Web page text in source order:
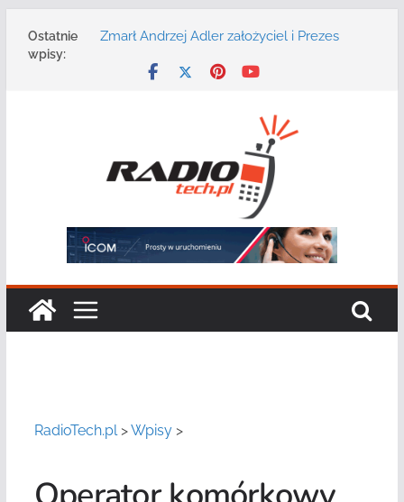
Ostatnie
wpisy:
Zmarł Andrzej Adler założyciel i Prezes
Radmor – największy polski producent
konferencję: „Bezpieczeństwo,
niezawodność i interoperacyjność
systemów teleinformatycznych”
Motorola Solutions oferuje agencjom
bezpieczeństwa publicznego usługę
łączności opartą na chmurze
Najnowszy radiotelefon MOTOTRBO R7 od
Motorola Solutions
RadioTech.pl>Wpisy>